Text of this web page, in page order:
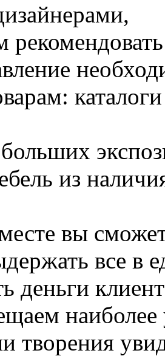
из
вы
все в
деньги
творения